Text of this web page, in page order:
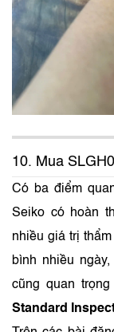
Có ba điểm
Seiko có hoàn